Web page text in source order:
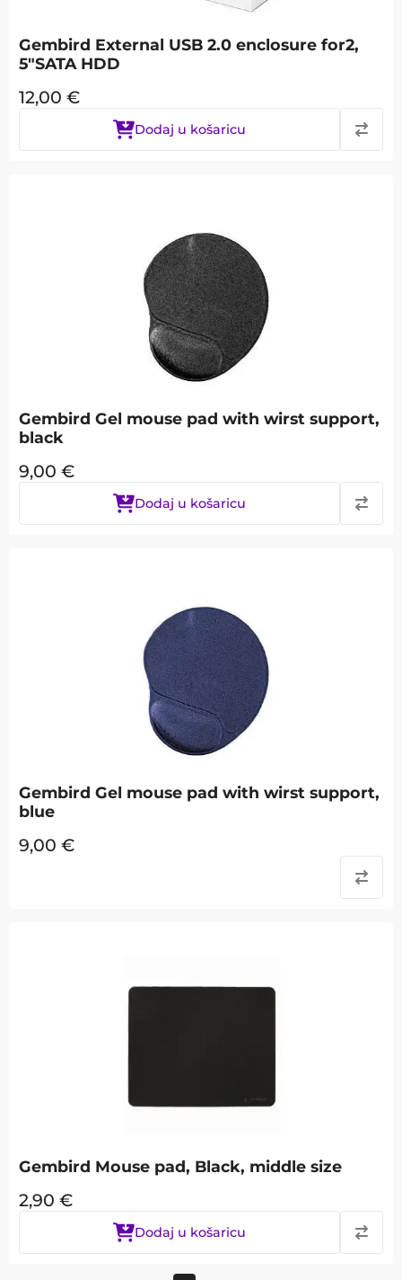
Gembird External USB 2.0 enclosure for2,
5"SATA HDD
12,00 €
Dodaj u košaricu
Gembird Gel mouse pad with wirst support,
black
9,00 €
Dodaj u košaricu
Gembird Gel mouse pad with wirst support,
blue
9,00 €
Gembird Mouse pad, Black, middle size
2,90 €
Dodaj u košaricu